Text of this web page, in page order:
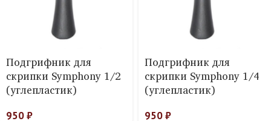
Подгрифник для
скрипки Symphony 1/2
(углепластик)
950₽
Подгрифник для
скрипки Symphony 1/4
(углепластик)
950₽